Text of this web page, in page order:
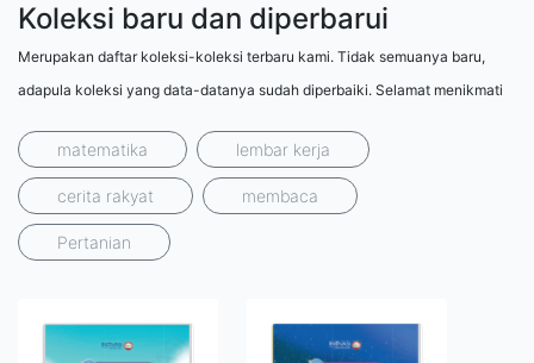
Koleksi baru dan diperbarui
Merupakan daftar koleksi-koleksi terbaru kami. Tidak semuanya baru,
adapula koleksi yang data-datanya sudah diperbaiki. Selamat menikmati
matematika lembar kerja
cerita rakyat membaca
Pertanian